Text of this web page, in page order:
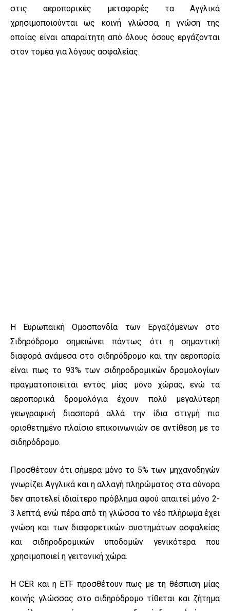
στις αεροπορικές μεταφορές τα Αγγλικά
χρησιμοποιούνται ως κοινή γλώσσα, η γνώση της
οποίας είναι απαραίτητη από όλους όσους εργάζονται
στον τομέα για λόγους ασφαλείας.
Η Ευρωπαϊκή Ομοσπονδία των Εργαζόμενων στο
Σιδηρόδρομο σημειώνει πάντως ότι η σημαντική
διαφορά ανάμεσα στο σιδηρόδρομο και την αεροπορία
είναι πως το 93% των σιδηροδρομικών δρομολογίων
πραγματοποιείται εντός μίας μόνο χώρας, ενώ τα
αεροπορικά δρομολόγια έχουν πολύ μεγαλύτερη
γεωγραφική διασπορά αλλά την ίδια στιγμή πιο
οριοθετημένο πλαίσιο επικοινωνιών σε αντίθεση με το
σιδηρόδρομο.
Προσθέτουν ότι σήμερα μόνο το 5% των μηχανοδηγών
γνωρίζει Αγγλικά και η αλλαγή πληρώματος στα σύνορα
δεν αποτελεί ιδιαίτερο πρόβλημα αφού απαιτεί μόνο 2-
3 λεπτά, ενώ πέρα από τη γλώσσα το νέο πλήρωμα έχει
γνώση και των διαφορετικών συστημάτων ασφαλείας
και σιδηροδρομικών υποδομών γενικότερα που
χρησιμοποιεί η γειτονική χώρα.
Η CER και η ETF προσθέτουν πως με τη θέσπιση μίας
κοινής γλώσσας στο σιδηρόδρομο τίθεται και ζήτημα